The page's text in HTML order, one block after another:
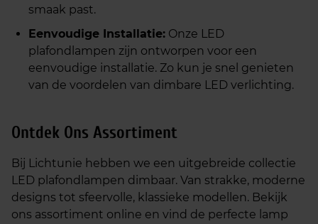
smaak past.
Eenvoudige Installatie: Onze LED
plafondlampen zijn ontworpen voor een
eenvoudige installatie. Zo kun je snel genieten
van de voordelen van dimbare LED verlichting.
Ontdek Ons Assortiment
Bij Lichtunie hebben we een uitgebreide collectie
LED plafondlampen dimbaar. Van strakke, moderne
designs tot sfeervolle, klassieke modellen. Bekijk
ons assortiment online en vind de perfecte lamp